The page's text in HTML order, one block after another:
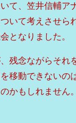
て、笠井信輔ア
いて考えさせら
となりました。
残念ながらそれ
移動できないの
かもしれません。